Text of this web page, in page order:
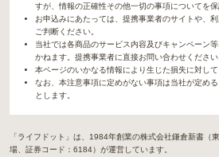
すが、情報の正確性その他一切の事項についてを
お申込みにあたっては、提携事業者のサイトや、
ご判断ください。
当社では各商品のサービス内容及びキャンペーン
かねます。提携事業者に直接お問い合わせください
本ページのいかなる情報により生じた損失に対して
なお、本注意事項に定めがない事項は当社が定め
とします。
「ライフドット」は、1984年創業の株式会社鎌倉新書（
場、証券コード：6184）が運営しています。